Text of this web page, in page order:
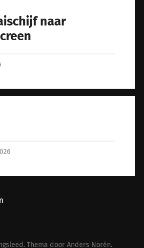
naar
. Thema door Anders Norén.